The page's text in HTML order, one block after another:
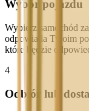
Wybór pojazdu
Wybierz samochód
odpowiada Twoim
które będzie
4
Odbiór lub